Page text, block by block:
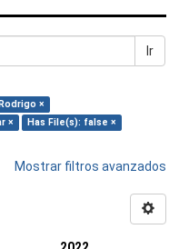
Ir
×
×
Has File(s): false ×
Mostrar filtros avanzados